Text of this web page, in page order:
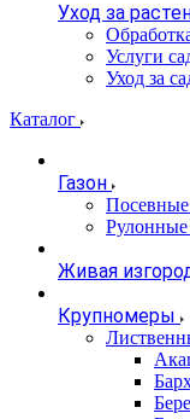
Уход за
Услуги
Уход за
Каталог
Газон
Рулонные
Живая
Крупномеры